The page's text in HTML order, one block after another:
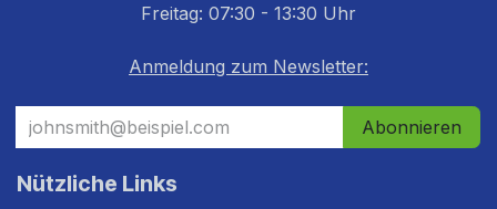
Freitag: 07:30 - 13:30 Uhr
Anmeldung zum Newsletter:
Abonnieren
Nützliche Links